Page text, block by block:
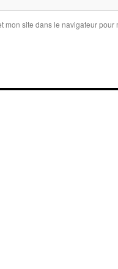
mon site dans le navigateur